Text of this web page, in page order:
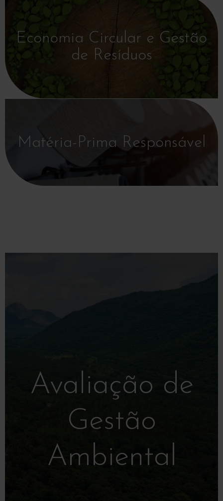
Economia Circular e Gestão
de Resíduos
Matéria-Prima Responsável
Avaliação de
Gestão
Ambiental